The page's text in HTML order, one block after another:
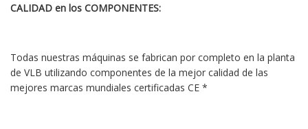
CALIDAD en los COMPONENTES:
Todas nuestras máquinas se fabrican por completo en la planta
de VLB utilizando componentes de la mejor calidad de las
mejores marcas mundiales certificadas CE *